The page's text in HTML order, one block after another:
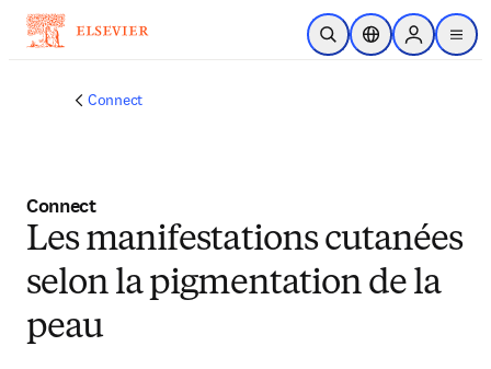
Passer au contenu principal
Ouvrir la recherche
Sélecteur de
Sign in to
menu
Connect
Connect
Les manifestations cutanées
selon la pigmentation de la
peau